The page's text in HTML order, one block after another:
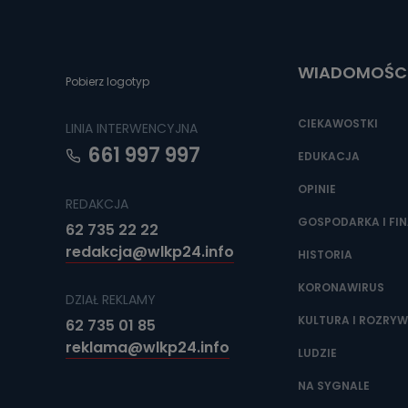
Jakie
źródeł
adres
Jak
Pobierz logotyp
LINIA INTERWENCYJNA
661 997 997
REDAKCJA
62 735 22 22
redakcja@wlkp24.info
DZIAŁ REKLAMY
62 735 01 85
reklama@wlkp24.info
CIEKAWOSTKI
EDUKACJA
OPINIE
GOSPODARKA I
HISTORIA
KORONAWIRUS
KULTURA I
LUDZIE
NA SYGNALE